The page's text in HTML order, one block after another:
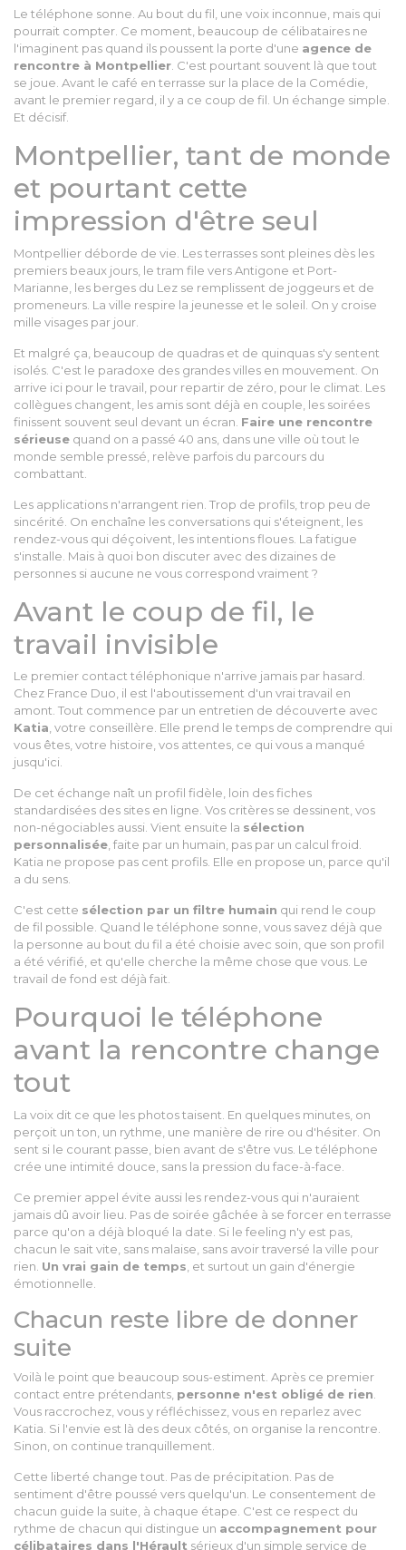
Le téléphone sonne. Au bout du fil, une voix inconnue, mais qui
pourrait compter. Ce moment, beaucoup de célibataires ne
l'imaginent pas quand ils poussent la porte d'une agence de
rencontre à Montpellier. C'est pourtant souvent là que tout
se joue. Avant le café en terrasse sur la place de la Comédie,
avant le premier regard, il y a ce coup de fil. Un échange simple.
Et décisif.
Montpellier, tant de monde
et pourtant cette
impression d'être seul
Montpellier déborde de vie. Les terrasses sont pleines dès les
premiers beaux jours, le tram file vers Antigone et Port-
Marianne, les berges du Lez se remplissent de joggeurs et de
promeneurs. La ville respire la jeunesse et le soleil. On y croise
mille visages par jour.
Et malgré ça, beaucoup de quadras et de quinquas s'y sentent
isolés. C'est le paradoxe des grandes villes en mouvement. On
arrive ici pour le travail, pour repartir de zéro, pour le climat. Les
collègues changent, les amis sont déjà en couple, les soirées
finissent souvent seul devant un écran. Faire une rencontre
sérieuse quand on a passé 40 ans, dans une ville où tout le
monde semble pressé, relève parfois du parcours du
combattant.
Les applications n'arrangent rien. Trop de profils, trop peu de
sincérité. On enchaîne les conversations qui s'éteignent, les
rendez-vous qui déçoivent, les intentions floues. La fatigue
s'installe. Mais à quoi bon discuter avec des dizaines de
personnes si aucune ne vous correspond vraiment ?
Avant le coup de fil, le
travail invisible
Le premier contact téléphonique n'arrive jamais par hasard.
Chez France Duo, il est l'aboutissement d'un vrai travail en
amont. Tout commence par un entretien de découverte avec
Katia, votre conseillère. Elle prend le temps de comprendre qui
vous êtes, votre histoire, vos attentes, ce qui vous a manqué
jusqu'ici.
De cet échange naît un profil fidèle, loin des fiches
standardisées des sites en ligne. Vos critères se dessinent, vos
non-négociables aussi. Vient ensuite la sélection
personnalisée, faite par un humain, pas par un calcul froid.
Katia ne propose pas cent profils. Elle en propose un, parce qu'il
a du sens.
C'est cette sélection par un filtre humain qui rend le coup
de fil possible. Quand le téléphone sonne, vous savez déjà que
la personne au bout du fil a été choisie avec soin, que son profil
a été vérifié, et qu'elle cherche la même chose que vous. Le
travail de fond est déjà fait.
Pourquoi le téléphone
avant la rencontre change
tout
La voix dit ce que les photos taisent. En quelques minutes, on
perçoit un ton, un rythme, une manière de rire ou d'hésiter. On
sent si le courant passe, bien avant de s'être vus. Le téléphone
crée une intimité douce, sans la pression du face-à-face.
Ce premier appel évite aussi les rendez-vous qui n'auraient
jamais dû avoir lieu. Pas de soirée gâchée à se forcer en terrasse
parce qu'on a déjà bloqué la date. Si le feeling n'y est pas,
chacun le sait vite, sans malaise, sans avoir traversé la ville pour
rien. Un vrai gain de temps , et surtout un gain d'énergie
émotionnelle.
Chacun reste libre de donner
suite
Voilà le point que beaucoup sous-estiment. Après ce premier
contact entre prétendants, personne n'est obligé de rien.
Vous raccrochez, vous y réfléchissez, vous en reparlez avec
Katia. Si l'envie est là des deux côtés, on organise la rencontre.
Sinon, on continue tranquillement.
Cette liberté change tout. Pas de précipitation. Pas de
sentiment d'être poussé vers quelqu'un. Le consentement de
chacun guide la suite, à chaque étape. C'est ce respect du
rythme de chacun qui distingue un accompagnement pour
célibataires dans l'Hérault sérieux d'un simple service de